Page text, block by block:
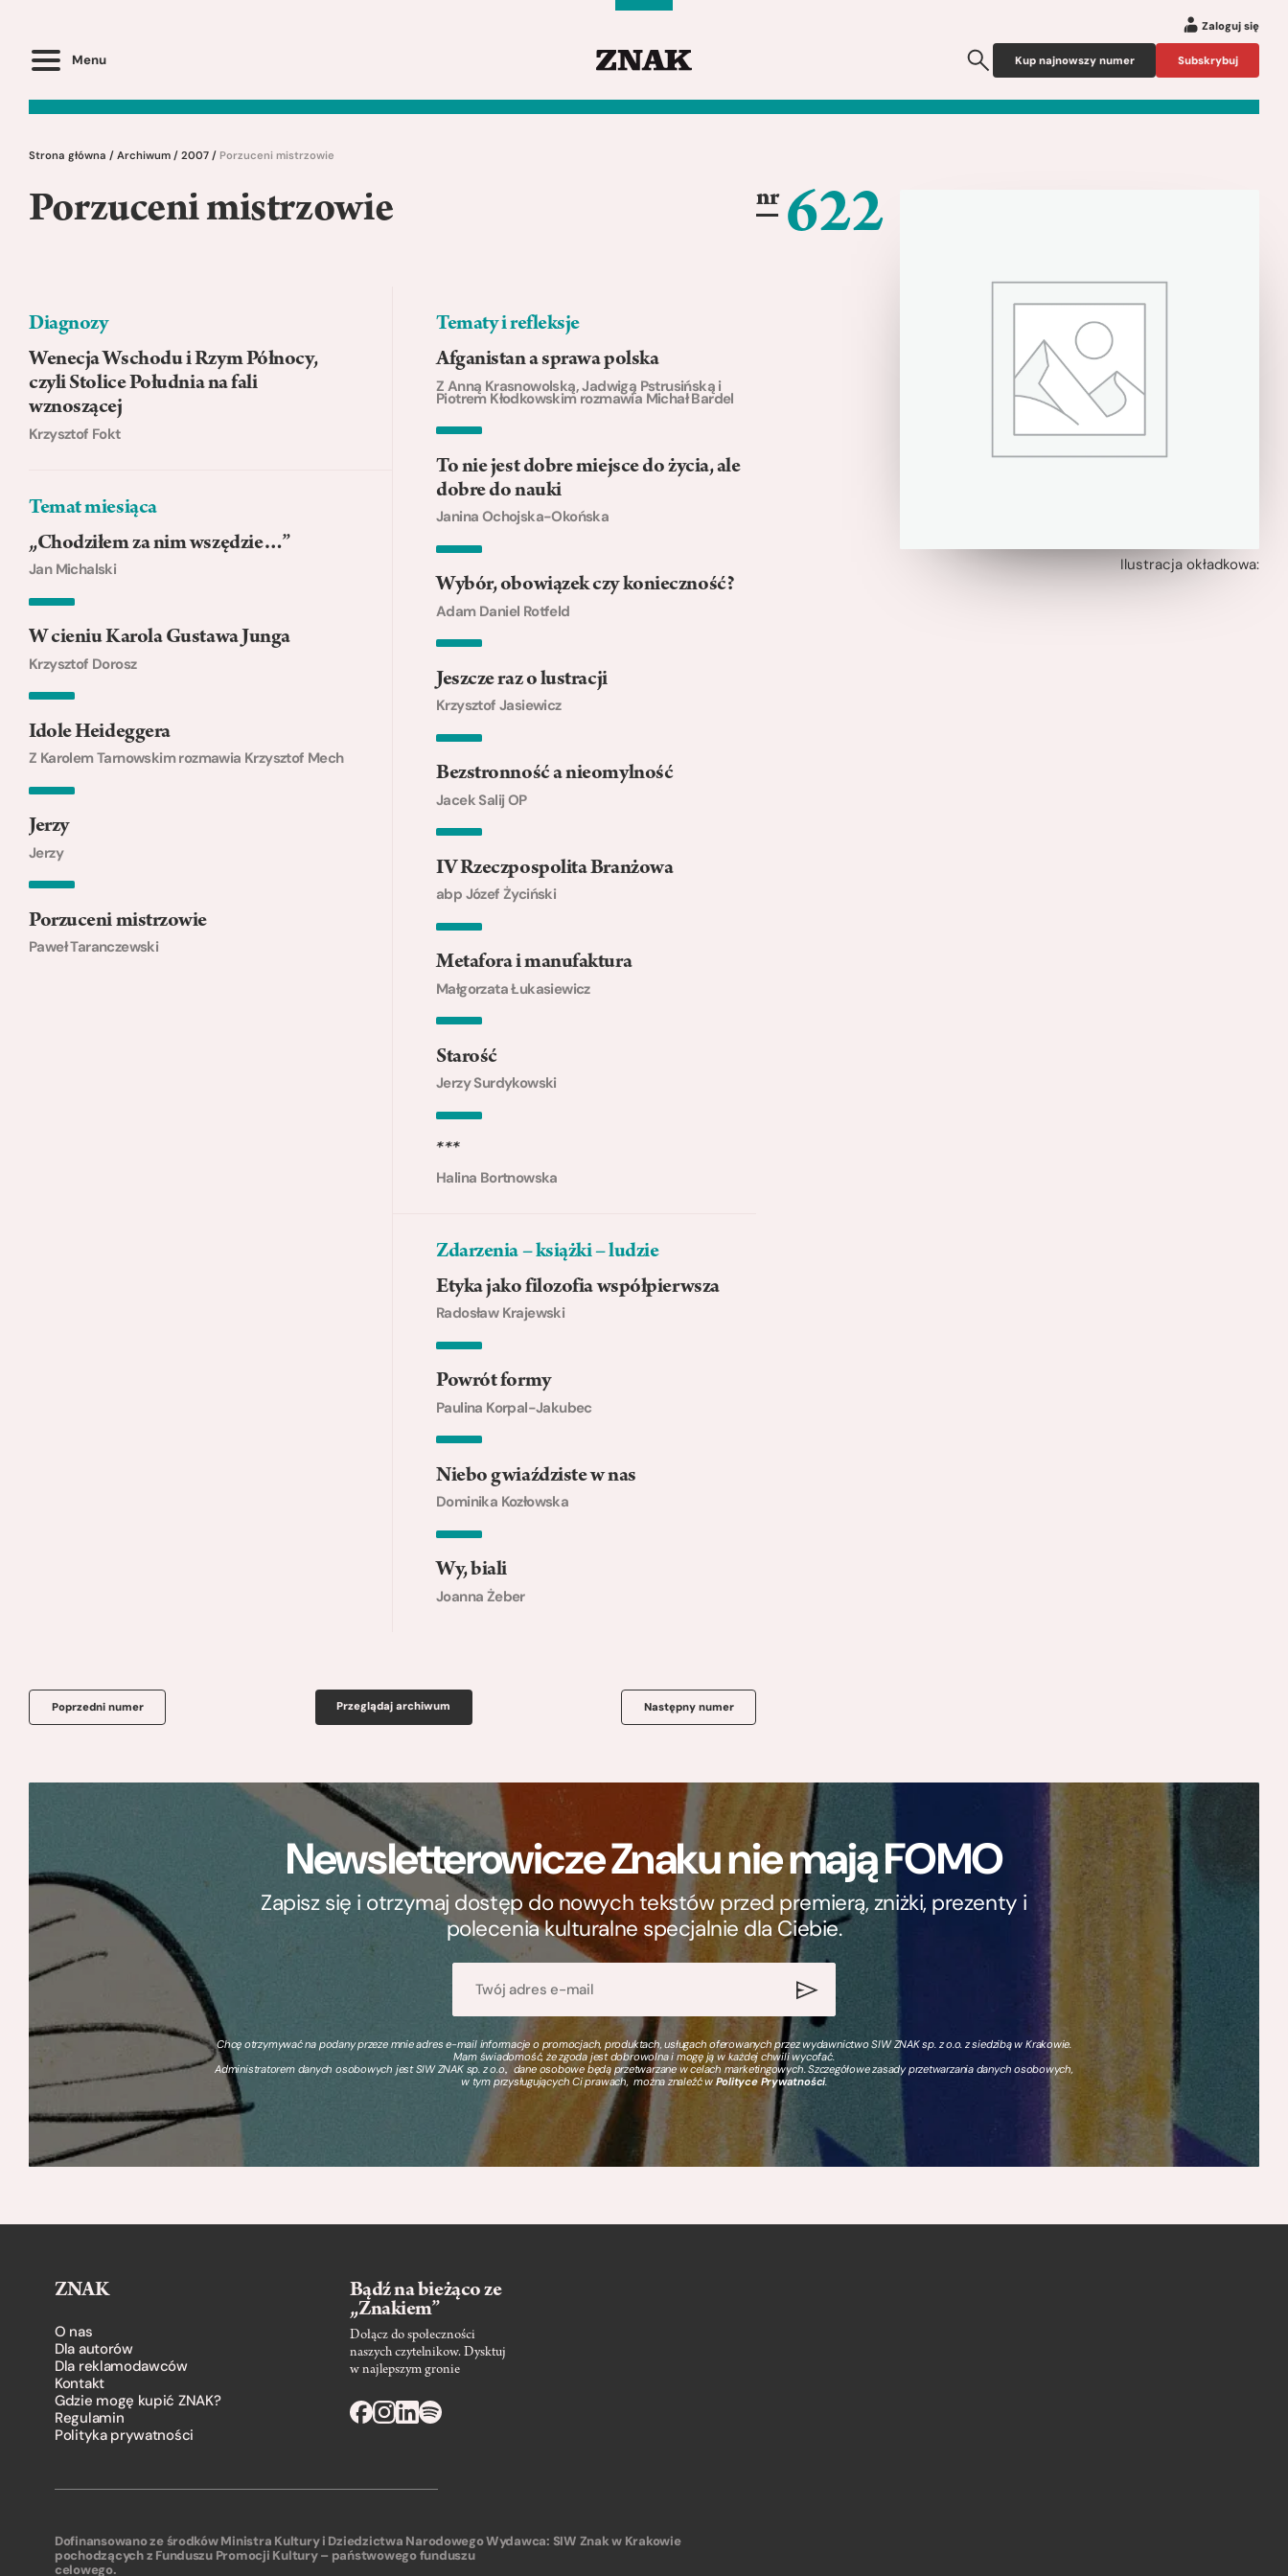
Menu
Zaloguj się
Kup najnowszy numer Subskrybuj
Strona główna / Archiwum / 2007 / Porzuceni mistrzowie
Porzuceni mistrzowie
Diagnozy
Wenecja Wschodu i Rzym Północy,
czyli Stolice Południa na fali
wznoszącej
Krzysztof Fokt
Temat miesiąca
„Chodziłem za nim wszędzie…”
Jan Michalski
W cieniu Karola Gustawa Junga
Krzysztof Dorosz
Idole Heideggera
Z Karolem Tarnowskim rozmawia Krzysztof Mech
Jerzy
Jerzy
Porzuceni mistrzowie
Paweł Taranczewski
Tematy i refleksje
Afganistan a sprawa polska
Z Anną Krasnowolską, Jadwigą Pstrusińską i
Piotrem Kłodkowskim rozmawia Michał Bardel
To nie jest dobre miejsce do życia, ale
dobre do nauki
Janina Ochojska-Okońska
Wybór, obowiązek czy konieczność?
Adam Daniel Rotfeld
Jeszcze raz o lustracji
Krzysztof Jasiewicz
Bezstronność a nieomylność
Jacek Salij OP
IV Rzeczpospolita Branżowa
abp Józef Życiński
Metafora i manufaktura
Małgorzata Łukasiewicz
Starość
Jerzy Surdykowski
***
Halina Bortnowska
Zdarzenia – książki – ludzie
Etyka jako filozofia współpierwsza
Radosław Krajewski
Powrót formy
Paulina Korpal-Jakubec
Niebo gwiaździste w nas
Dominika Kozłowska
Wy, biali
Joanna Żeber
Poprzedni numer Przeglądaj archiwum Następny numer
nr 622
Ilustracja okładkowa:
Newsletterowicze Znaku nie mają FOMO
Zapisz się i otrzymaj dostęp do nowych tekstów przed premierą, zniżki, prezenty i
polecenia kulturalne specjalnie dla Ciebie.
Chcę otrzymywać na podany przeze mnie adres e-mail informacje o promocjach, produktach, usługach oferowanych przez wydawnictwo SIW ZNAK sp. z o.o. z siedzibą w Krakowie.
Mam świadomość, że zgoda jest dobrowolna i mogę ją w każdej chwili wycofać.
Administratorem danych osobowych jest SIW ZNAK sp. z o.o., dane osobowe będą przetwarzane w celach marketingowych. Szczegółowe zasady przetwarzania danych osobowych,
w tym przysługujących Ci prawach, można znaleźć wPolityce Prywatności.
ZNAK
O nas
Dla autorów
Dla reklamodawców
Kontakt
Gdzie mogę kupić ZNAK?
Regulamin
Polityka prywatności
Bądź na bieżąco ze
„Znakiem”
Dołącz do społeczności
naszych czytelnikow. Dysktuj
w najlepszym gronie
Dofinansowano ze środków Ministra Kultury i Dziedzictwa Narodowego
pochodzących z Funduszu Promocji Kultury – państwowego funduszu
celowego.
Wydawca: SIW Znak w Krakowie